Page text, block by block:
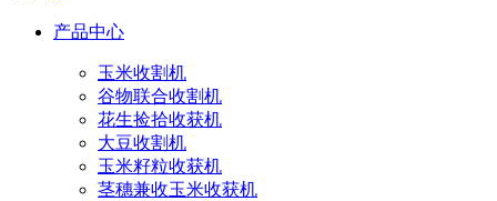
产品中心
玉米收割机
谷物联合收割机
花生捡拾收获机
大豆收割机
玉米籽粒收获机
茎穗兼收玉米收获机